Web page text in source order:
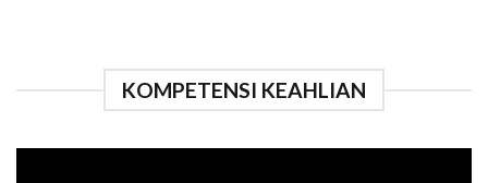
KOMPETENSI KEAHLIAN